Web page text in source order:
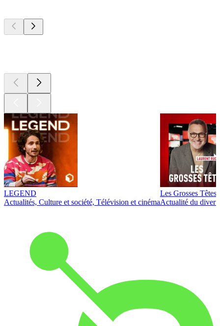
LEGEND
Actualités, Culture et société, Télévision et cinéma
Les Grosses Têtes
Actualité du